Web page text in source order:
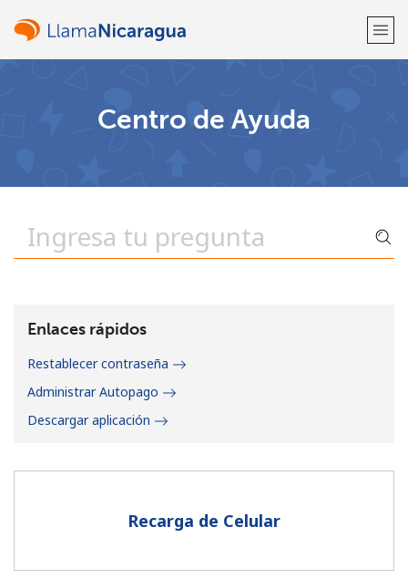
Centro de Ayuda
Recarga de Celular
Enlaces rápidos
Restablecer contraseña
Administrar Autopago
Descargar aplicación